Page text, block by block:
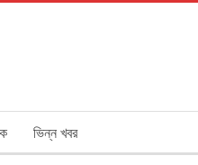
ভিন্ন খবর